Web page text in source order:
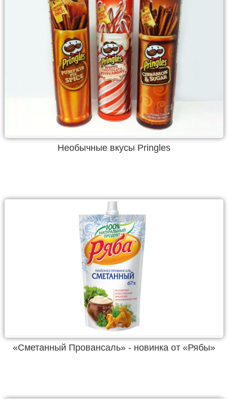
Необычные вкусы Pringles
«Сметанный Провансаль» - новинка от «Рябы»